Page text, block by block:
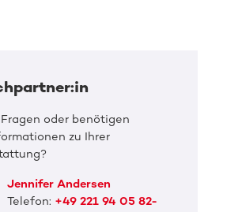
oder benötigen
zu Ihrer
Jennifer Andersen
Telefon: +49 221 94 05 82-